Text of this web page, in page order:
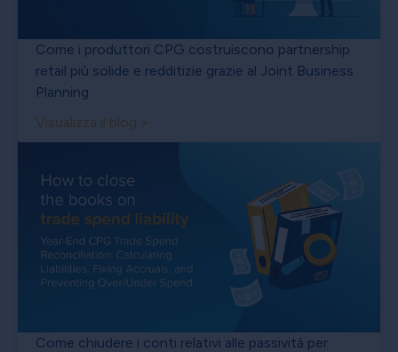
Come i produttori CPG costruiscono partnership
retail più solide e redditizie grazie al Joint Business
Planning
Visualizza il blog >
Come chiudere i conti relativi alle passività per